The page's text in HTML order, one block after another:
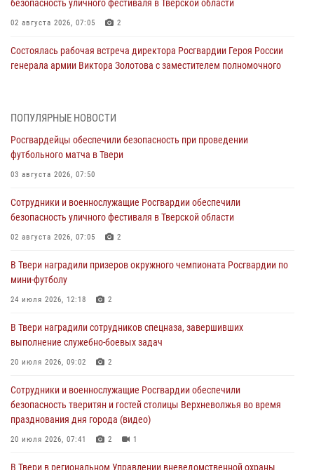
безопасность уличного фестиваля в Тверской области
02 августа 2026, 07:05 2
Состоялась рабочая встреча директора Росгвардии Героя России
генерала армии Виктора Золотова с заместителем полномочного
31 июля 2026, 05:42 4
Росгвардейцы в Твери приняли участие в молебне, посвященном
Дню Крещения Руси
28 июля 2026, 11:30
Сотрудники вневедомственной охраны совершили 250 выездов и
пресекли 20 правонарушений за неделю в Тверской области
27 июля 2026, 08:29
В Твери наградили призеров окружного чемпионата Росгвардии по
мини-футболу
24 июля 2026, 12:18 2
Росгвардейцы оказали помощь водителю на дороге в городе Кашин
22 июля 2026, 08:35
ПОПУЛЯРНЫЕ НОВОСТИ
Росгвардейцы обеспечили безопасность при проведении
футбольного матча в Твери
03 августа 2026, 07:50
Сотрудники и военнослужащие Росгвардии обеспечили
безопасность уличного фестиваля в Тверской области
02 августа 2026, 07:05 2
В Твери наградили призеров окружного чемпионата Росгвардии по
мини-футболу
24 июля 2026, 12:18 2
В Твери наградили сотрудников спецназа, завершивших
выполнение служебно-боевых задач
20 июля 2026, 09:02 2
Сотрудники и военнослужащие Росгвардии обеспечили
безопасность тверитян и гостей столицы Верхневолжья во время
празднования дня города (видео)
20 июля 2026, 07:41 2 1
В Твери в региональном Управлении вневедомственной охраны